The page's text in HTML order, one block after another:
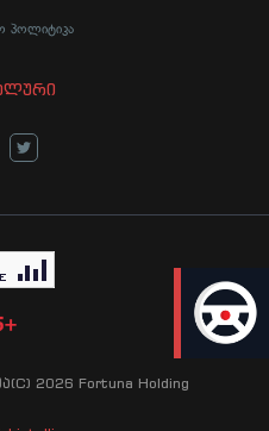
LIVE
პოლიტიკა
2026 Fortuna Holding